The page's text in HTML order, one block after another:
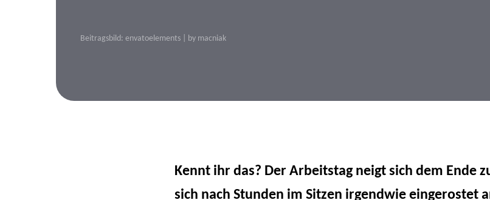
Beitragsbild: envatoelements | by macniak
Kennt ihr das? Der Arbeitstag neigt sich dem Ende
sich nach Stunden im Sitzen irgendwie eingerostet